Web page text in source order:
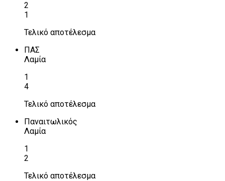
2
1
Τελικό αποτέλεσμα
ΠΑΣ
Λαμία
1
4
Τελικό αποτέλεσμα
Παναιτωλικός
Λαμία
1
2
Τελικό αποτέλεσμα